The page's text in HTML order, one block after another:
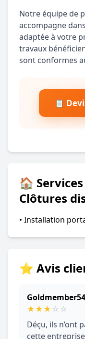
Notre équipe de
accompagne
adaptée à votre
travaux
sont conformes
📋
🏠
Clôtures
• Installation
⭐ Avis
★★★☆ ☆
Déçu, ils n’ont
cette